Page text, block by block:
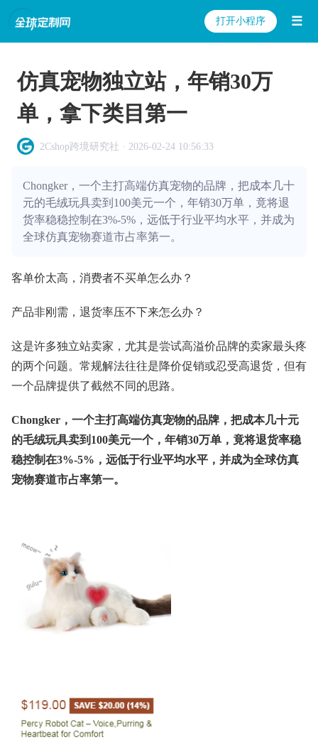
打开小程序 ☰
仿真宠物独立站，年销30万
单，拿下类目第一
2Cshop跨境研究社 · 2026-02-24 10:56:33
Chongker，一个主打高端仿真宠物的品牌，把成本几十
元的毛绒玩具卖到100美元一个，年销30万单，竟将退
货率稳稳控制在3%-5%，远低于行业平均水平，并成为
全球仿真宠物赛道市占率第一。
客单价太高，消费者不买单怎么办？
产品非刚需，退货率压不下来怎么办？
这是许多独立站卖家，尤其是尝试高溢价品牌的卖家最头疼
的两个问题。常规解法往往是降价促销或忍受高退货，但有
一个品牌提供了截然不同的思路。
Chongker，一个主打高端仿真宠物的品牌，把成本几十元
的毛绒玩具卖到100美元一个，年销30万单，竟将退货率稳
稳控制在3%-5%，远低于行业平均水平，并成为全球仿真
宠物赛道市占率第一。